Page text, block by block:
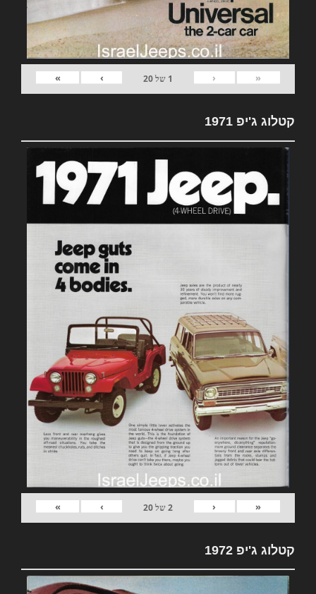
«
‹
1 של20
›
»
קטלוג ג'יפ 1971
«
‹
2של20
›
»
קטלוג ג'יפ 1972